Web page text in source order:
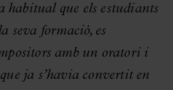
habitual que els estudiants
seva formació, es
amb un oratori i
ja s’havia convertit en